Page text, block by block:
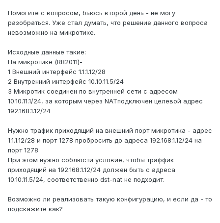
Помогите с вопросом, бьюсь второй день - не могу
разобраться. Уже стал думать, что решение данного вопроса
невозможно на микротике.
Исходные данные такие:
На микротике (RB2011)-
1 Внешний интерфейс 1.1.1.12/28
2 Внутренний интерфейс 10.10.11.5/24
3 Микротик соединен по внутренней сети с адресом
10.10.11.1/24, за которым через NATподключен целевой адрес
192.168.1.12/24
Нужно трафик приходящий на внешний порт микротика - адрес
1.1.1.12/28 и порт 1278 пробросить до адреса 192.168.1.12/24 на
порт 1278
При этом нужно соблюсти условие, чтобы траффик
приходящий на 192.168.1.12/24 должен быть с адреса
10.10.11.5/24, соответственно dst-nat не подходит.
Возможно ли реализовать такую конфигурацию, и если да - то
подскажите как?